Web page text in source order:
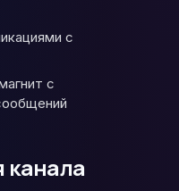
с
с
канала